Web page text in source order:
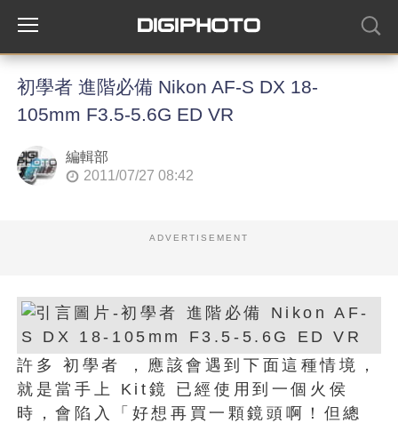
初學者 進階必備 Nikon AF-S DX 18-
105mm F3.5-5.6G ED VR
編輯部
2011/07/27 08:42
ADVERTISEMENT
許多 初學者 ，應該會遇到下面這種情境，
就是當手上 Kit鏡 已經使用到一個火侯
時，會陷入「好想再買一顆鏡頭啊！但總